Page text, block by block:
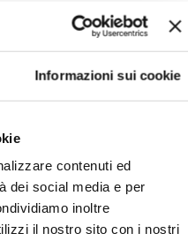
Informazioni sui cookie
contenuti ed
dei social media e per
inoltre
il nostro sito con i nostri